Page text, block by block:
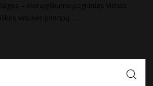
– ekologiškumo pagrindas Vienas
virtuvės principų …